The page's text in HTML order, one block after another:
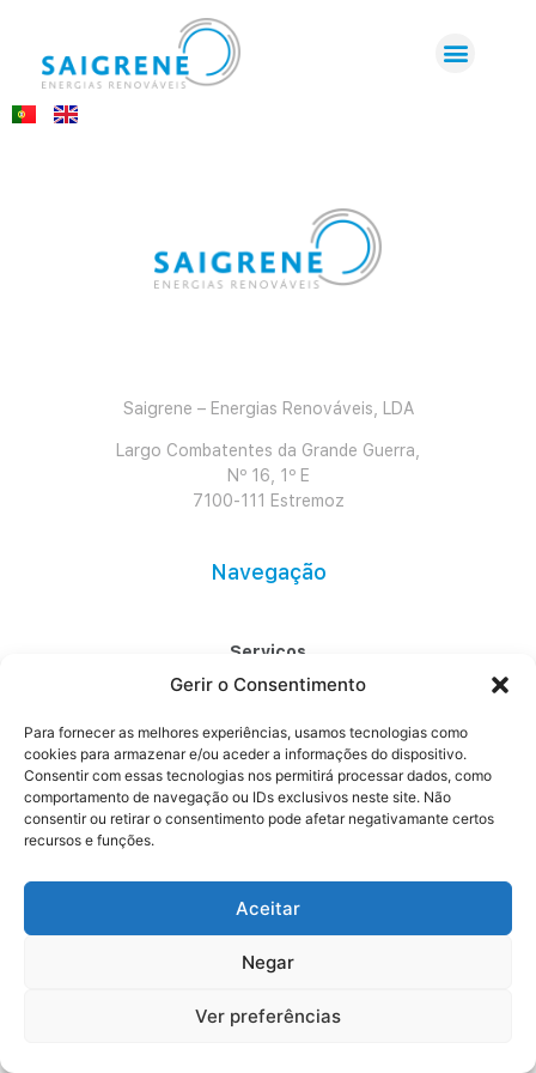
Gerir o Consentimento
Para fornecer as melhores experiências, usamos tecnologias como
cookies para armazenar e/ou aceder a informações do dispositivo.
Consentir com essas tecnologias nos permitirá processar dados, como
comportamento de navegação ou IDs exclusivos neste site. Não
consentir ou retirar o consentimento pode afetar negativamante certos
recursos e funções.
Aceitar
Negar
Ver preferências
Saigrene – Energias Renováveis, LDA
Largo Combatentes da Grande Guerra,
Nº 16, 1º E
7100-111 Estremoz
Navegação
Serviços
Projetos
Contactos
Redes sociais
Política de Privacidade
Saigrene – Energias Renováveis Lda. © Todos os direitos reservados